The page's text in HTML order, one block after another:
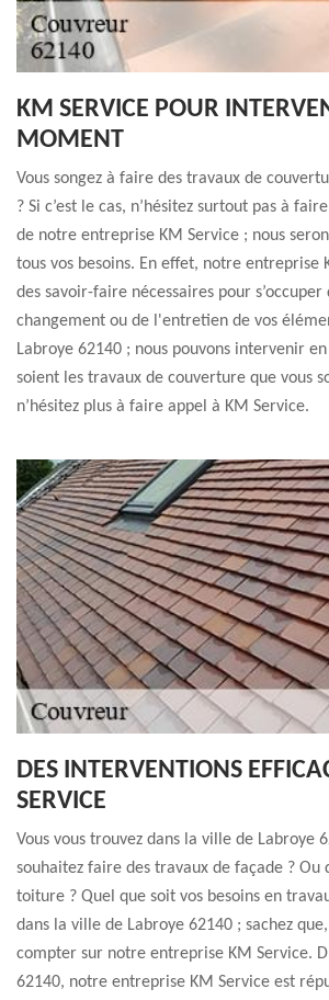
KM SERVICE POUR
MOMENT
Vous songez à faire des travaux de
? Si c’est le cas, n’hésitez surtout pas à
de notre entreprise KM Service ; nous
tous vos besoins. En effet, notre entreprise
des savoir-faire nécessaires pour
changement ou de l'entretien de vos
Labroye 62140 ; nous pouvons intervenir
soient les travaux de couverture que vous
n’hésitez plus à faire appel à KM Service.
DES INTERVENTIONS
SERVICE
Vous vous trouvez dans la ville de Labroye
souhaitez faire des travaux de façade ? Ou
toiture ? Quel que soit vos besoins en
dans la ville de Labroye 62140 ; sachez
compter sur notre entreprise KM Service.
62140, notre entreprise KM Service est